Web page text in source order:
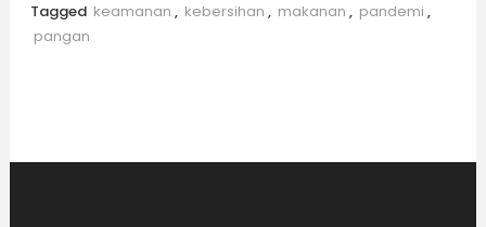
Tagged keamanan , kebersihan , makanan , pandemi ,
pangan